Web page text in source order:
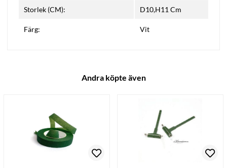
Storlek (CM): D10,H11 Cm
Färg: Vit
Andra köpte även